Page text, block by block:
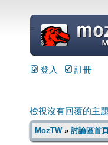
=
登入 註冊
檢視沒有回覆的主題
MozTW» 討論區首